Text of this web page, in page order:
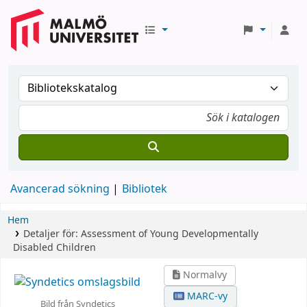
Avancerad sökning Bibliotek
Hem
Detaljer för: Assessment of Young Developmentally
Disabled Children
Bild från Syndetics
Normalvy
MARC-vy